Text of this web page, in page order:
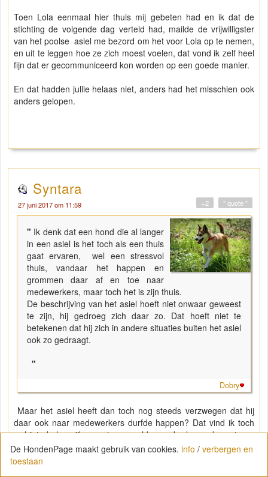
Toen Lola eenmaal hier thuis mij gebeten had en ik dat de
stichting de volgende dag verteld had, mailde de vrijwilligster
van het poolse asiel me bezord om het voor Lola op te nemen,
en uit te leggen hoe ze zich moest voelen, dat vond ik zelf heel
fijn dat er gecommuniceerd kon worden op een goede manier.
En dat hadden jullie helaas niet, anders had het misschien ook
anders gelopen.
Syntara
27 juni 2017 om 11:59 " quote "
+2
" Ik denk dat een hond die al langer
in een asiel is het toch als een thuis
gaat ervaren, wel een stressvol
thuis, vandaar het happen en
grommen daar af en toe naar
medewerkers, maar toch het is zijn thuis.
De beschrijving van het asiel hoeft niet onwaar geweest
te zijn, hij gedroeg zich daar zo. Dat hoeft niet te
betekenen dat hij zich in andere situaties buiten het asiel
ook zo gedraagt.
"
Dobry
Maar het asiel heeft dan toch nog steeds verzwegen dat hij
daar ook naar medewerkers durfde happen? Dat vind ik toch
wel iets belangrijks om te vermelden, ook al zou de rest van
hun beschrijving wel kloppen.
De HondenPage maakt gebruik van cookies. info / verbergen en
toestaan